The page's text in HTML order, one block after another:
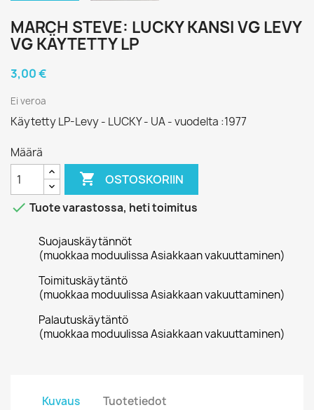
MARCH STEVE: LUCKY KANSI VG LEVY
VG KÄYTETTY LP
3,00 €
Ei veroa
Käytetty LP-Levy - LUCKY - UA - vuodelta :1977
Määrä
 OSTOSKORIIN
 Tuote varastossa, heti toimitus
Suojauskäytännöt
(muokkaa moduulissa Asiakkaan vakuuttaminen)
Toimituskäytäntö
(muokkaa moduulissa Asiakkaan vakuuttaminen)
Palautuskäytäntö
(muokkaa moduulissa Asiakkaan vakuuttaminen)
Kuvaus Tuotetiedot